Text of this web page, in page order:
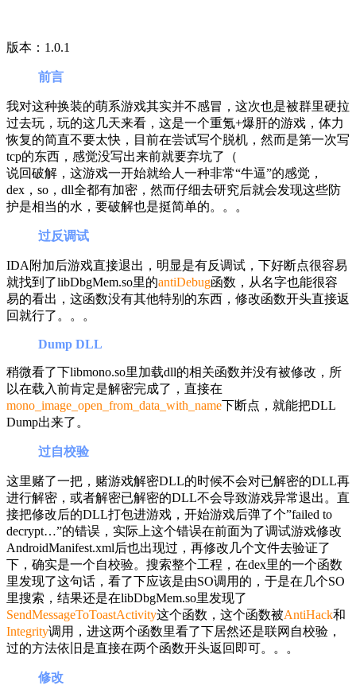
版本：1.0.1
前言
我对这种换装的萌系游戏其实并不感冒，这次也是被群里硬拉
过去玩，玩的这几天来看，这是一个重氪+爆肝的游戏，体力
恢复的简直不要太快，目前在尝试写个脱机，然而是第一次写
tcp的东西，感觉没写出来前就要弃坑了（
说回破解，这游戏一开始就给人一种非常“牛逼”的感觉，
dex，so，dll全都有加密，然而仔细去研究后就会发现这些防
护是相当的水，要破解也是挺简单的。。。
过反调试
IDA附加后游戏直接退出，明显是有反调试，下好断点很容易
就找到了libDbgMem.so里的antiDebug函数，从名字也能很容
易的看出，这函数没有其他特别的东西，修改函数开头直接返
回就行了。。。
Dump DLL
稍微看了下libmono.so里加载dll的相关函数并没有被修改，所
以在载入前肯定是解密完成了，直接在
mono_image_open_from_data_with_name下断点，就能把DLL
Dump出来了。
过自校验
这里赌了一把，赌游戏解密DLL的时候不会对已解密的DLL再
进行解密，或者解密已解密的DLL不会导致游戏异常退出。直
接把修改后的DLL打包进游戏，开始游戏后弹了个”failed to
decrypt…”的错误，实际上这个错误在前面为了调试游戏修改
AndroidManifest.xml后也出现过，再修改几个文件去验证了
下，确实是一个自校验。搜索整个工程，在dex里的一个函数
里发现了这句话，看了下应该是由SO调用的，于是在几个SO
里搜索，结果还是在libDbgMem.so里发现了
SendMessageToToastActivity这个函数，这个函数被AntiHack和
Integrity调用，进这两个函数里看了下居然还是联网自校验，
过的方法依旧是直接在两个函数开头返回即可。。。
修改